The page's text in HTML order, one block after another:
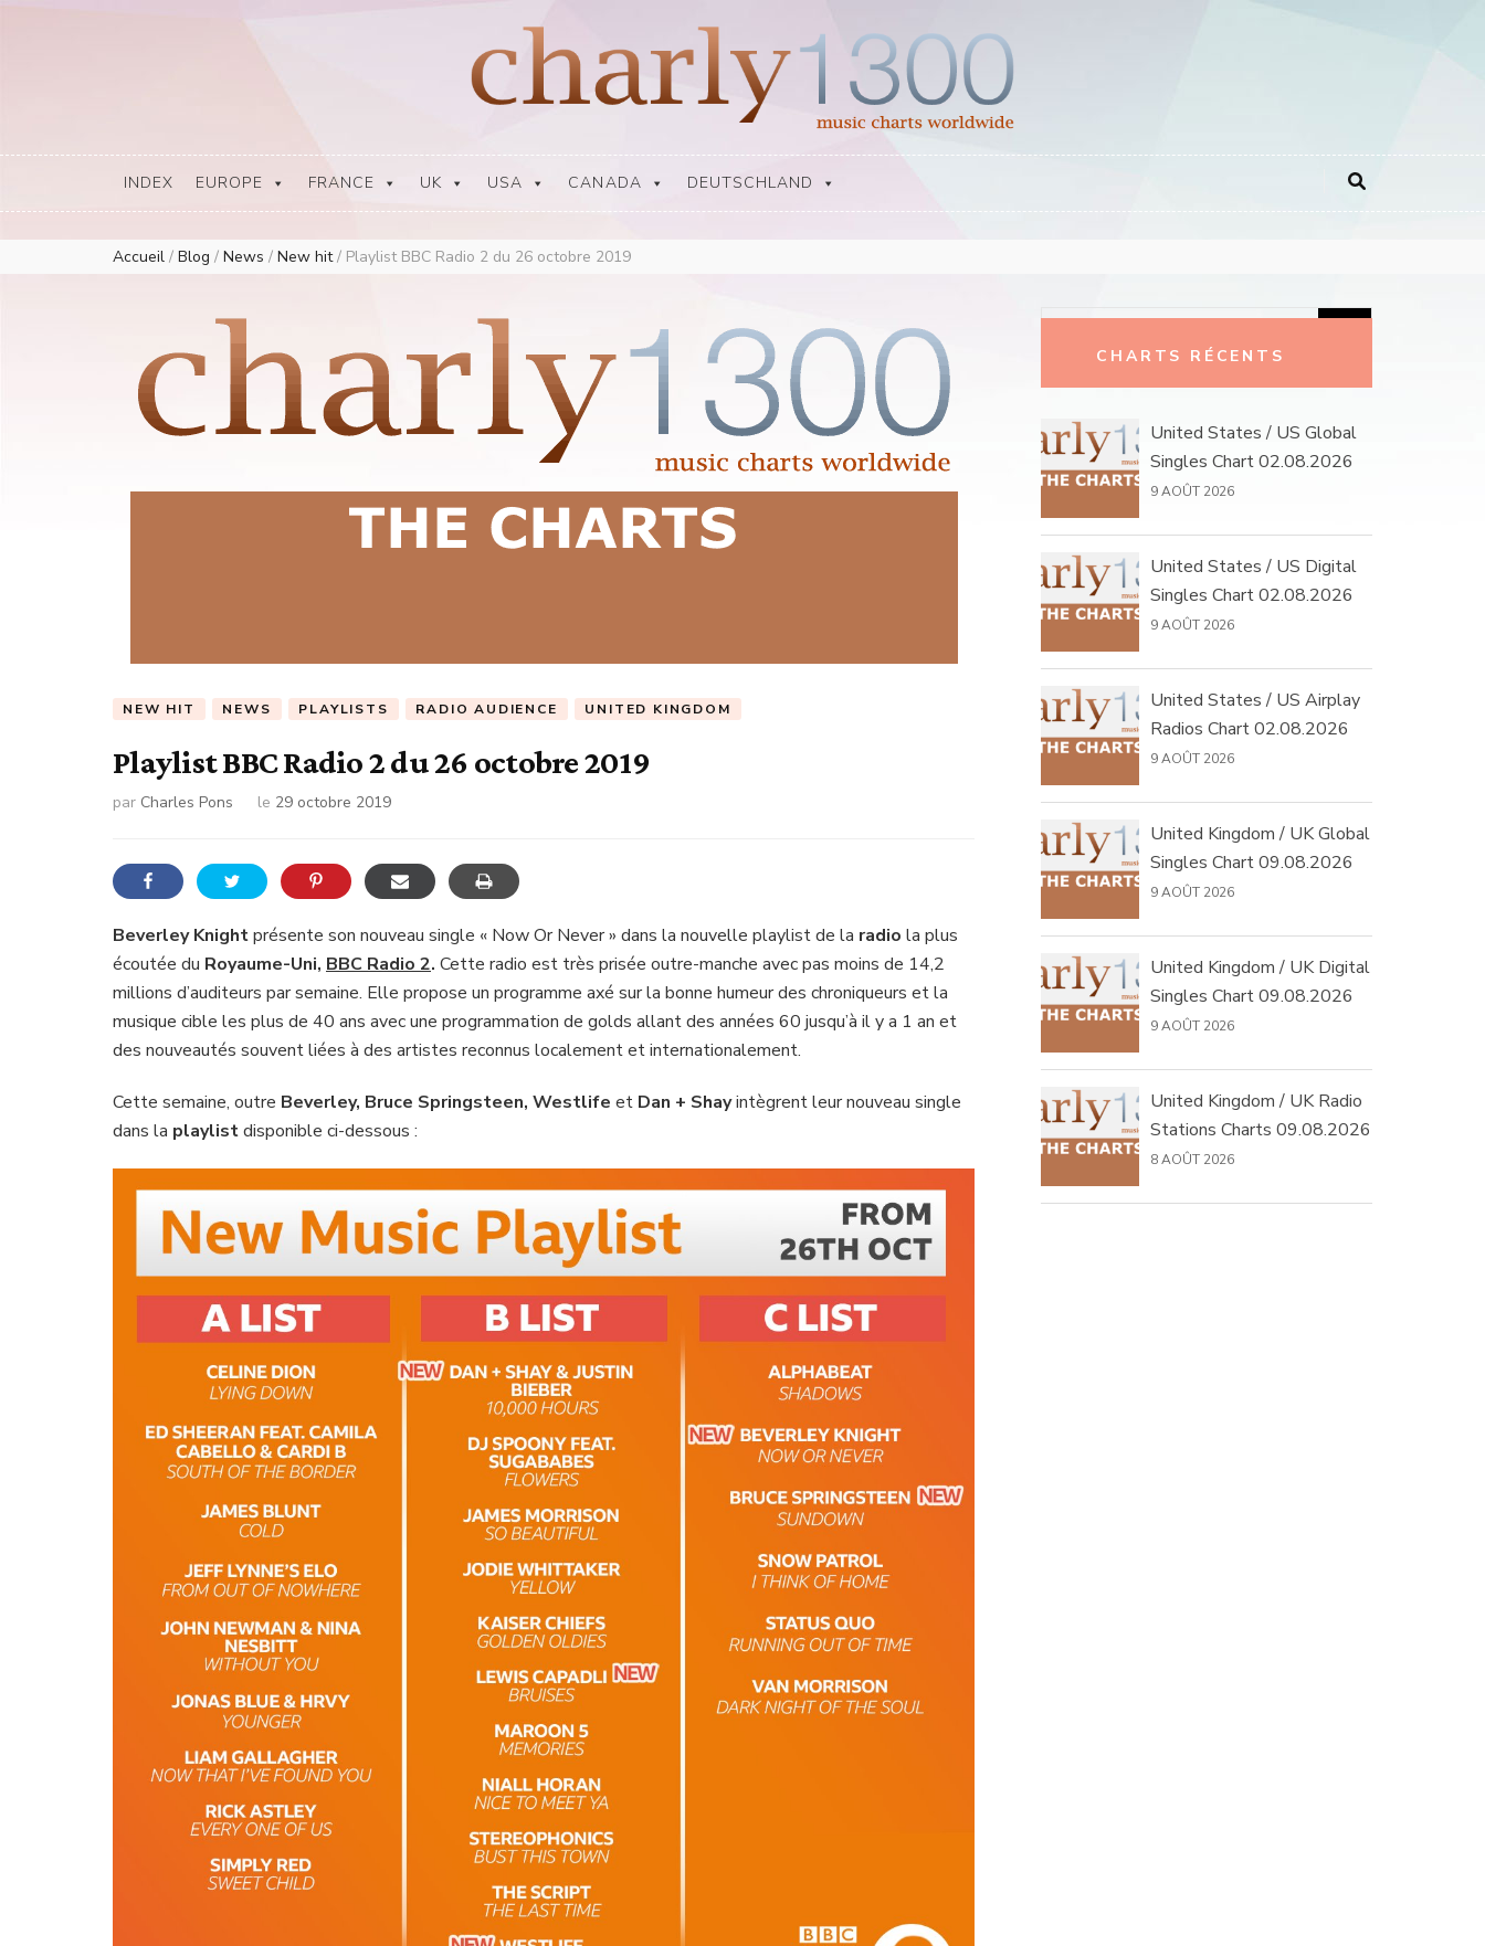
Europe Airplay Charts Radios Music Worldwide – Charly1300
European Music Charts plus USA and Australia
INDEX EUROPE FRANCE UK USA CANADA DEUTSCHLAND
Accueil / Blog / News / New hit/ Playlist BBC Radio 2 du 26 octobre 2019
NEW HIT NEWS PLAYLISTS RADIO AUDIENCE UNITED KINGDOM
Playlist BBC Radio 2 du 26 octobre 2019
par Charles Pons le 29 octobre 2019
Beverley Knightprésente son nouveau single « Now Or Never » dans la nouvelle playlist de la radio la plus
écoutée du Royaume-Uni, BBC Radio 2. Cette radio est très prisée outre-manche avec pas moins de 14,2
millions d’auditeurs par semaine. Elle propose un programme axé sur la bonne humeur des chroniqueurs et la
musique cible les plus de 40 ans avec une programmation de golds allant des années 60 jusqu’à il y a 1 an et
des nouveautés souvent liées à des artistes reconnus localement et internationalement.
Cette semaine, outre Beverley, Bruce Springsteen, Westlife et Dan + Shayintègrent leur nouveau single
dans la playlistdisponible ci-dessous :
CHARTS RÉCENTS
United States / US Global
Singles Chart 02.08.2026
9 AOÛT 2026
United States / US Digital
Singles Chart 02.08.2026
9 AOÛT 2026
United States / US Airplay
Radios Chart 02.08.2026
9 AOÛT 2026
United Kingdom / UK Global
Singles Chart 09.08.2026
9 AOÛT 2026
United Kingdom / UK Digital
Singles Chart 09.08.2026
9 AOÛT 2026
United Kingdom / UK Radio
Stations Charts 09.08.2026
8 AOÛT 2026